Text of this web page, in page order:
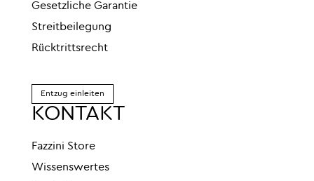
Gesetzliche Garantie
Streitbeilegung
Rücktrittsrecht
Entzug einleiten
KONTAKT
Fazzini Store
Wissenswertes